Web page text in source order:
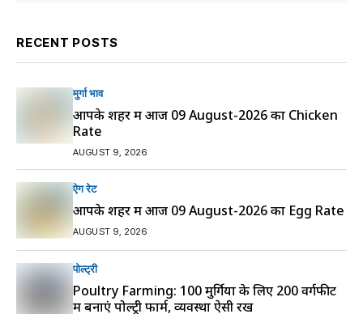
RECENT POSTS
मुर्गा भाव
आपके शहर में आज 09 August-2026 का Chicken
Rate
AUGUST 9, 2026
ऐग रेट
आपके शहर में आज 09 August-2026 का Egg Rate
AUGUST 9, 2026
पोल्ट्री
Poultry Farming: 100 मुर्गियों के लिए 200 वर्गफीट
में बनाएं पोल्ट्री फार्म, व्यवस्था ऐसी रखें